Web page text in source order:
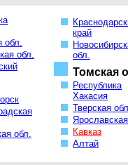
обл.
обл.
обл.
край
обл.
Томская
Республика
Хакасия
Тверская
Кавказ
Алтай